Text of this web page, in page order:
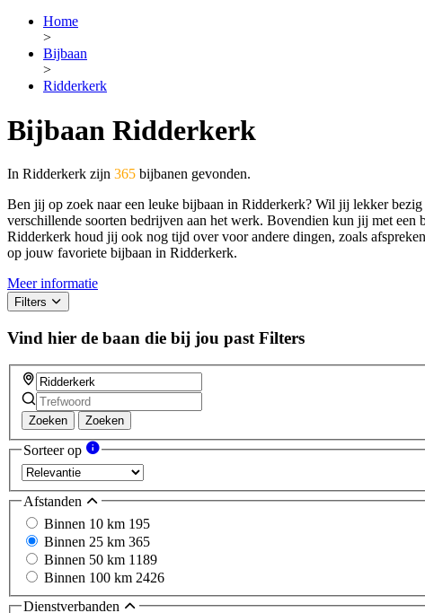
Home
>
Bijbaan
>
Ridderkerk
Bijbaan Ridderkerk
In Ridderkerk zijn 365 bijbanen gevonden.
Ben jij op zoek naar een leuke bijbaan in Ridderkerk? Wil jij lekker
verschillende soorten bedrijven aan het werk. Bovendien kun jij met
Ridderkerk houd jij ook nog tijd over voor andere dingen, zoals
op jouw favoriete bijbaan in Ridderkerk.
Meer informatie
Filters
Vind hier de baan die bij jou past Filters
Zoeken Zoeken
Sorteer op
Afstanden
Binnen 10 km 195
Binnen 25 km 365
Binnen 50 km 1189
Binnen 100 km 2426
Dienstverbanden